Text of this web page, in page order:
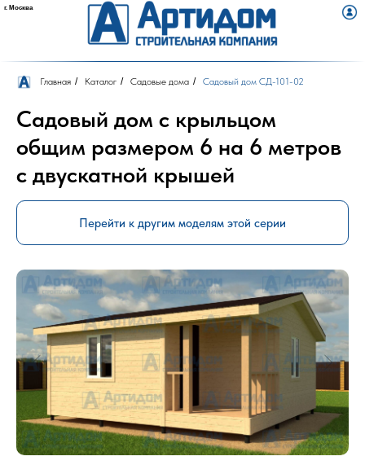
г. Москва
Главная / Каталог / Садовые дома / Садовый дом СД-101-02
Садовый дом с крыльцом
общим размером 6 на 6 метров
с двускатной крышей
Перейти к другим моделям этой серии
Навигация
Назад